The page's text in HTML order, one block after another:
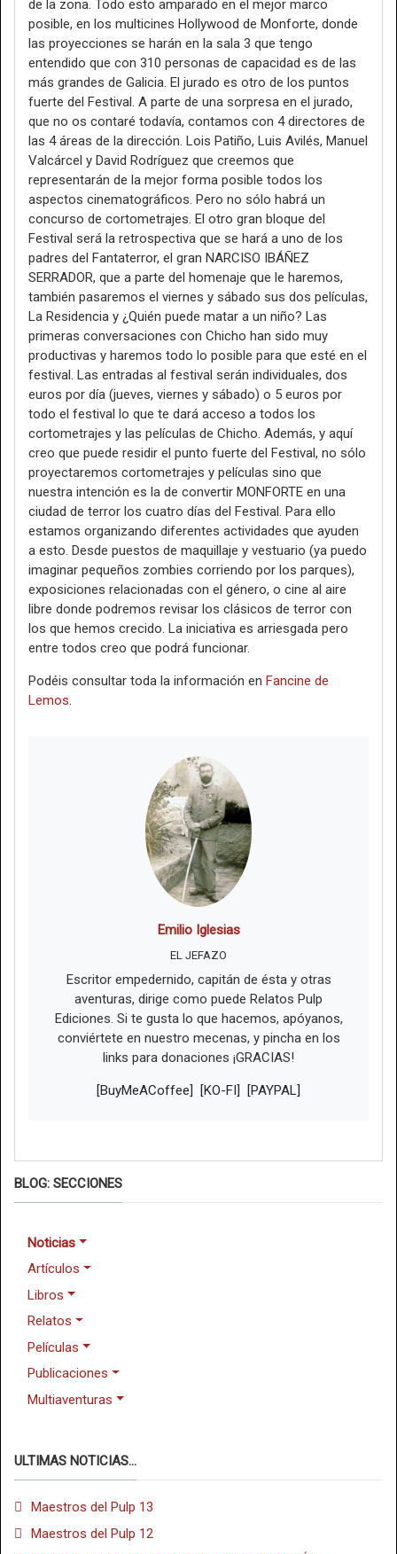
de la zona. Todo esto amparado en el mejor marco
posible, en los multicines Hollywood de Monforte, donde
las proyecciones se harán en la sala 3 que tengo
entendido que con 310 personas de capacidad es de las
más grandes de Galicia. El jurado es otro de los puntos
fuerte del Festival. A parte de una sorpresa en el jurado,
que no os contaré todavía, contamos con 4 directores de
las 4 áreas de la dirección. Lois Patiño, Luis Avilés, Manuel
Valcárcel y David Rodríguez que creemos que
representarán de la mejor forma posible todos los
aspectos cinematográficos. Pero no sólo habrá un
concurso de cortometrajes. El otro gran bloque del
Festival será la retrospectiva que se hará a uno de los
padres del Fantaterror, el gran NARCISO IBÁÑEZ
SERRADOR, que a parte del homenaje que le haremos,
también pasaremos el viernes y sábado sus dos películas,
La Residencia y ¿Quién puede matar a un niño? Las
primeras conversaciones con Chicho han sido muy
productivas y haremos todo lo posible para que esté en el
festival. Las entradas al festival serán individuales, dos
euros por día (jueves, viernes y sábado) o 5 euros por
todo el festival lo que te dará acceso a todos los
cortometrajes y las películas de Chicho. Además, y aquí
creo que puede residir el punto fuerte del Festival, no sólo
proyectaremos cortometrajes y películas sino que
nuestra intención es la de convertir MONFORTE en una
ciudad de terror los cuatro días del Festival. Para ello
estamos organizando diferentes actividades que ayuden
a esto. Desde puestos de maquillaje y vestuario (ya puedo
imaginar pequeños zombies corriendo por los parques),
exposiciones relacionadas con el género, o cine al aire
libre donde podremos revisar los clásicos de terror con
los que hemos crecido. La iniciativa es arriesgada pero
entre todos creo que podrá funcionar.
Podéis consultar toda la información en Fancine de
Lemos.
Emilio Iglesias
EL JEFAZO
Escritor empedernido, capitán de ésta y otras
aventuras, dirige como puede Relatos Pulp
Ediciones. Si te gusta lo que hacemos, apóyanos,
conviértete en nuestro mecenas, y pincha en los
links para donaciones ¡GRACIAS!
[BuyMeACoffee] [KO-FI] [PAYPAL]
BLOG: SECCIONES
Noticias
Artículos
Libros
Relatos
Películas
Publicaciones
Multiaventuras
ULTIMAS NOTICIAS...
Maestros del Pulp 13
Maestros del Pulp 12